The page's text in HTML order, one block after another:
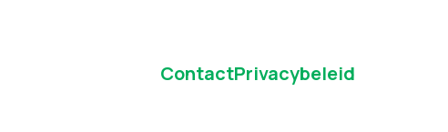
ContactPrivacybeleid